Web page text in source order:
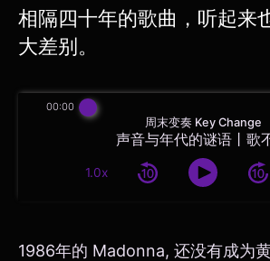
相隔四十年的歌曲，听起来
大差别。
周末变奏 Key Change
声音与年代的谜语丨歌
1.0x
00:00
1986年的 Madonna, 还没有成为